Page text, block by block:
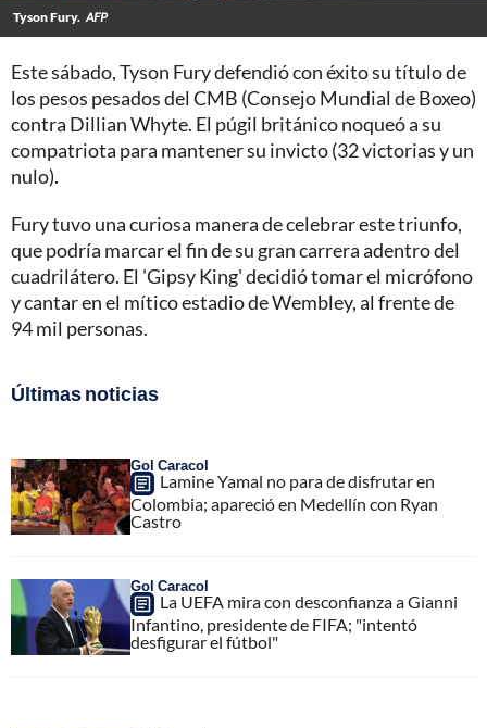
Tyson Fury. AFP
Este sábado, Tyson Fury defendió con éxito su título de
los pesos pesados del CMB (Consejo Mundial de Boxeo)
contra Dillian Whyte. El púgil británico noqueó a su
compatriota para mantener su invicto (32 victorias y un
nulo).
Fury tuvo una curiosa manera de celebrar este triunfo,
que podría marcar el fin de su gran carrera adentro del
cuadrilátero. El 'Gipsy King' decidió tomar el micrófono
y cantar en el mítico estadio de Wembley, al frente de
94 mil personas.
Últimas noticias
Gol Caracol
Lamine Yamal no para de disfrutar en
Colombia; apareció en Medellín con Ryan
Castro
Gol Caracol
La UEFA mira con desconfianza a Gianni
Infantino, presidente de FIFA; "intentó
desfigurar el fútbol"